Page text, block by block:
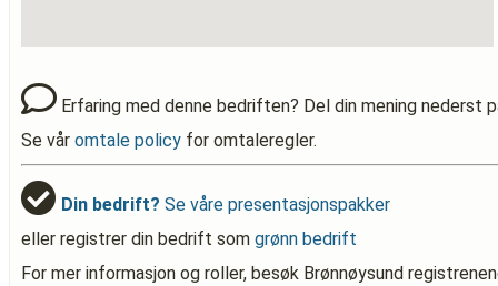
Erfaring med denne bedriften? Del din mening nederst
Se vår omtale policy for omtaleregler.
Din bedrift? Se våre presentasjonspakker
eller registrer din bedrift som grønn bedrift
For mer informasjon og roller, besøk Brønnøysund